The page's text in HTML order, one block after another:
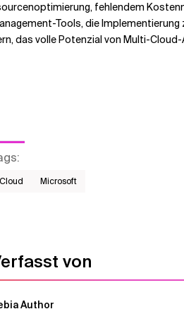
fehlendem
Tools, die
das volle Potenzial von Multi-
:
Cloud Microsoft
von
Author